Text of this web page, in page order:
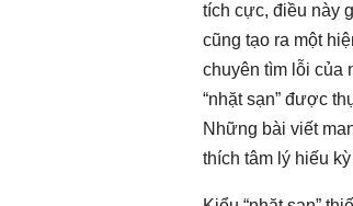
tích cực, điều này
cũng tạo ra một
chuyên tìm lỗi của
“nhặt sạn” được
Những bài viết
thích tâm lý hiếu